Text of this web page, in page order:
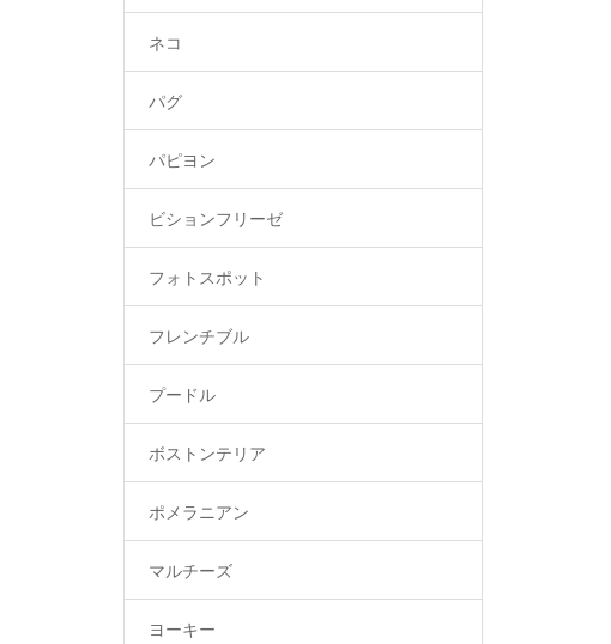
ネコ
パグ
パピヨン
ビションフリーゼ
フォトスポット
フレンチブル
プードル
ボストンテリア
ポメラニアン
マルチーズ
ヨーキー